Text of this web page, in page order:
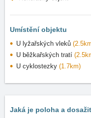
Umístění objektu
U lyžařských vleků
U běžkařských tratí
U cyklostezky (1.7km)
Jaká je poloha a